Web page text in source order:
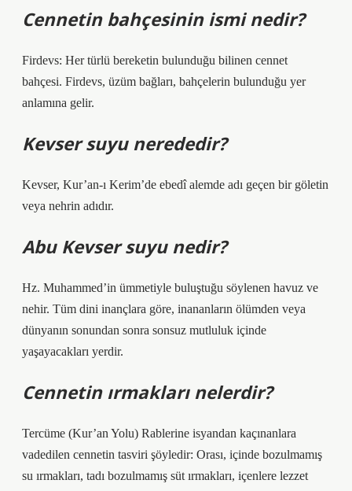
Cennetin bahçesinin ismi nedir?
Firdevs: Her türlü bereketin bulunduğu bilinen cennet
bahçesi. Firdevs, üzüm bağları, bahçelerin bulunduğu yer
anlamına gelir.
Kevser suyu nerededir?
Kevser, Kur’an-ı Kerim’de ebedî alemde adı geçen bir göletin
veya nehrin adıdır.
Abu Kevser suyu nedir?
Hz. Muhammed’in ümmetiyle buluştuğu söylenen havuz ve
nehir. Tüm dini inançlara göre, inananların ölümden veya
dünyanın sonundan sonra sonsuz mutluluk içinde
yaşayacakları yerdir.
Cennetin ırmakları nelerdir?
Tercüme (Kur’an Yolu) Rablerine isyandan kaçınanlara
vadedilen cennetin tasviri şöyledir: Orası, içinde bozulmamış
su ırmakları, tadı bozulmamış süt ırmakları, içenlere lezzet